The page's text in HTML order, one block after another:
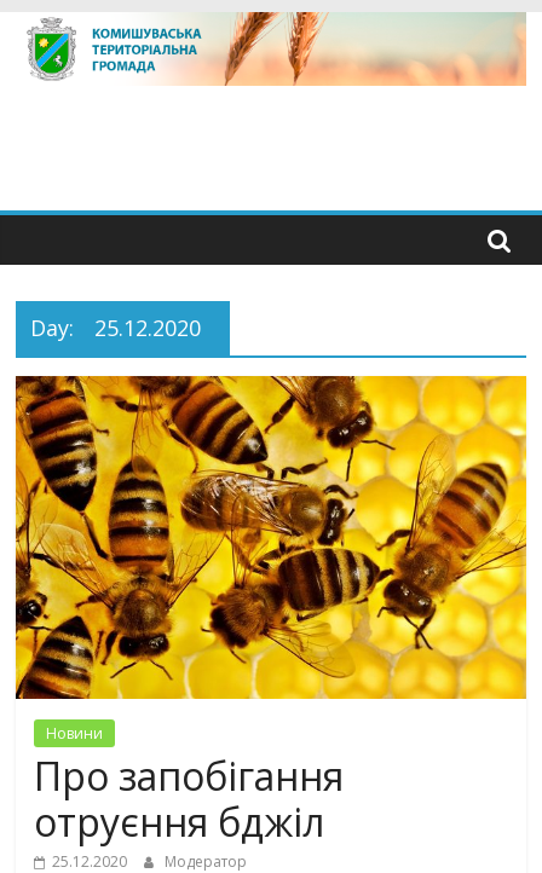
Skip
content
Day: 25.12.2020
Новини
Про запобігання
отруєння бджіл
25.12.2020 Модератор